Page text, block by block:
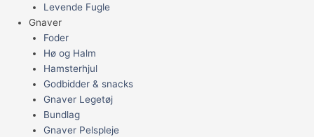
Levende Fugle
Gnaver
Foder
Hø og Halm
Hamsterhjul
Godbidder & snacks
Gnaver Legetøj
Bundlag
Gnaver Pelspleje